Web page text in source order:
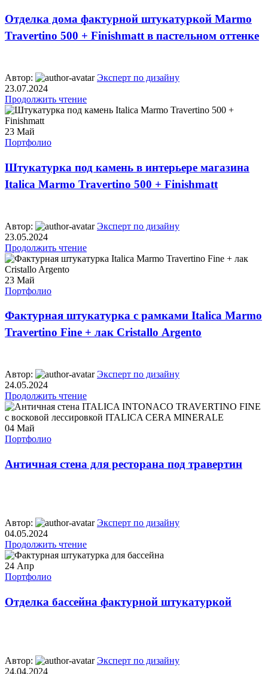
Отделка дома фактурной штукатуркой Marmo
Travertino 500 + Finishmatt в пастельном оттенке
Автор:
Эксперт по дизайну
23.07.2024
Продолжить чтение
23 Май
Портфолио
Штукатурка под камень в интерьере магазина
Italica Marmo Travertino 500 + Finishmatt
Автор:
Эксперт по дизайну
23.05.2024
Продолжить чтение
23 Май
Портфолио
Фактурная штукатурка с рамками Italica Marmo
Travertino Fine + лак Cristallo Argento
Автор:
Эксперт по дизайну
24.05.2024
Продолжить чтение
04 Май
Портфолио
Античная стена для ресторана под травертин
Автор:
Эксперт по дизайну
04.05.2024
Продолжить чтение
24 Апр
Портфолио
Отделка бассейна фактурной штукатуркой
Автор:
Эксперт по дизайну
24.04.2024